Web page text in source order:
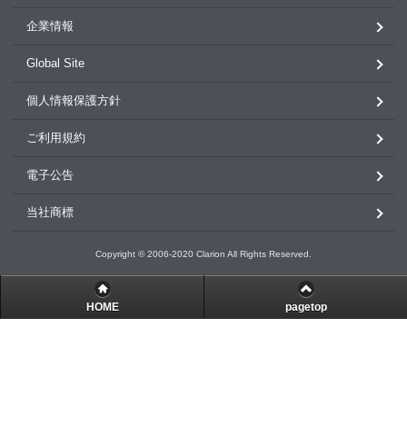
企業情報
Global Site
個人情報保護方針
ご利用規約
電子公告
当社商標
Copyright © 2006-2020 Clarion All Rights Reserved.
HOME pagetop